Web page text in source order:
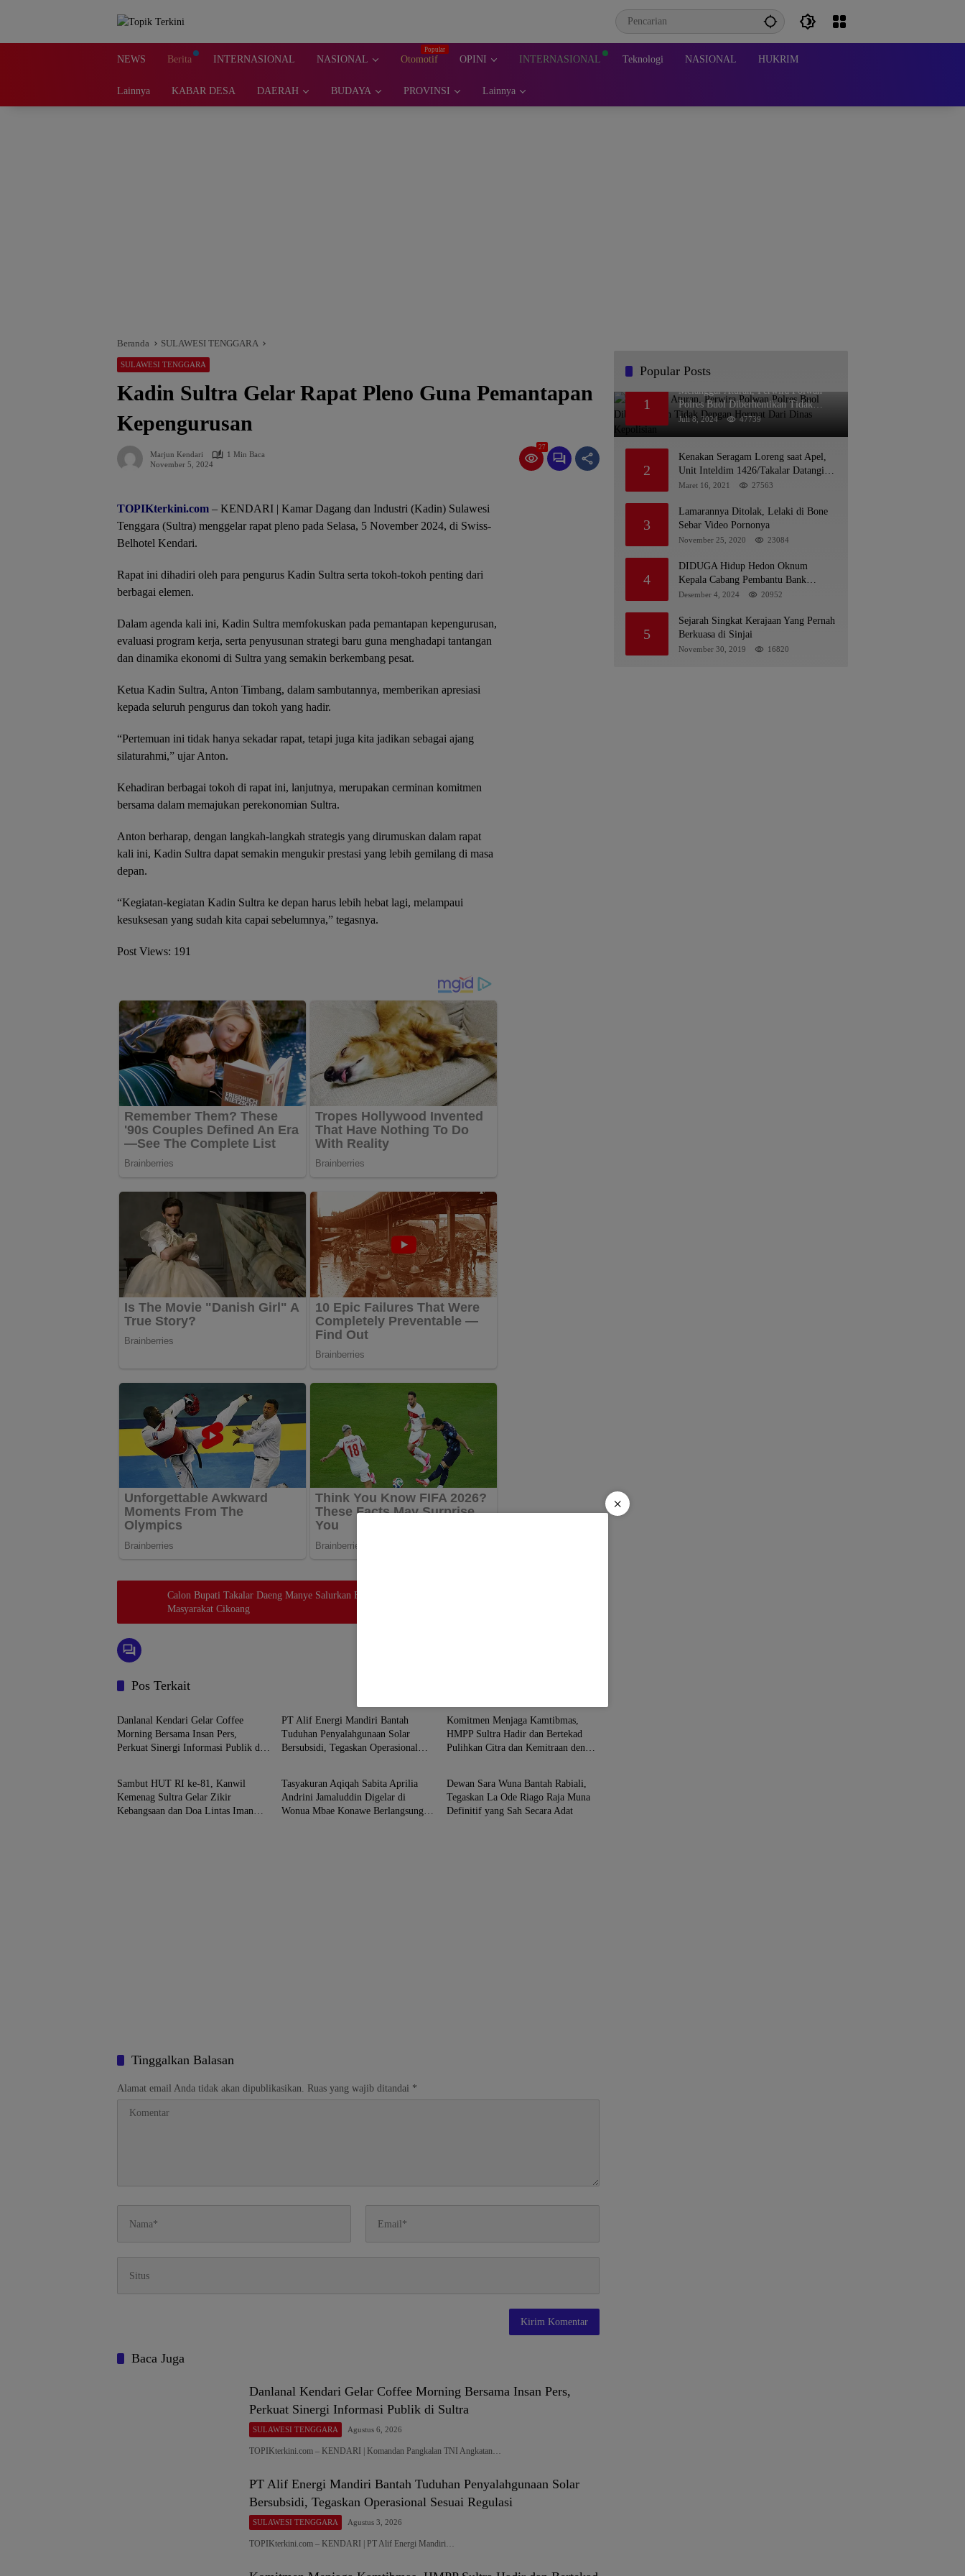
NEWS Berita INTERNASIONAL NASIONAL Otomotif OPINI INTERNASIONAL Teknologi NASIONAL HUKRIM
Lainnya KABAR DESA DAERAH BUDAYA PROVINSI Lainnya
Beranda SULAWESI TENGGARA
SULAWESI TENGGARA
Kadin Sultra Gelar Rapat Pleno Guna Pemantapan
Kepengurusan
Marjun Kendari
1 Min Baca
November 5, 2024
27
TOPIKterkini.com – KENDARI | Kamar Dagang dan Industri (Kadin) Sulawesi
Tenggara (Sultra) menggelar rapat pleno pada Selasa, 5 November 2024, di Swiss-
Belhotel Kendari.
Rapat ini dihadiri oleh para pengurus Kadin Sultra serta tokoh-tokoh penting dari
berbagai elemen.
Dalam agenda kali ini, Kadin Sultra memfokuskan pada pemantapan kepengurusan,
evaluasi program kerja, serta penyusunan strategi baru guna menghadapi tantangan
dan dinamika ekonomi di Sultra yang semakin berkembang pesat.
Ketua Kadin Sultra, Anton Timbang, dalam sambutannya, memberikan apresiasi
kepada seluruh pengurus dan tokoh yang hadir.
“Pertemuan ini tidak hanya sekadar rapat, tetapi juga kita jadikan sebagai ajang
silaturahmi,” ujar Anton.
Kehadiran berbagai tokoh di rapat ini, lanjutnya, merupakan cerminan komitmen
bersama dalam memajukan perekonomian Sultra.
Anton berharap, dengan langkah-langkah strategis yang dirumuskan dalam rapat
kali ini, Kadin Sultra dapat semakin mengukir prestasi yang lebih gemilang di masa
depan.
“Kegiatan-kegiatan Kadin Sultra ke depan harus lebih hebat lagi, melampaui
kesuksesan yang sudah kita capai sebelumnya,” tegasnya.
Post Views: 191
Calon Bupati Takalar Daeng Manye Salurkan Bantuan Air Bersih untuk
Masyarakat Cikoang
Pos Terkait
SULAWESI TENGGARA
Danlanal Kendari Gelar Coffee
Morning Bersama Insan Pers,
Perkuat Sinergi Informasi Publik di
PT Alif Energi Mandiri Bantah
Tuduhan Penyalahgunaan Solar
Bersubsidi, Tegaskan Operasional
Komitmen Menjaga Kamtibmas,
HMPP Sultra Hadir dan Bertekad
Pulihkan Citra dan Kemitraan dengan
SULAWESI TENGGARA
Sambut HUT RI ke-81, Kanwil
Kemenag Sultra Gelar Zikir
Kebangsaan dan Doa Lintas Iman
SULAWESI TENGGARA
Tasyakuran Aqiqah Sabita Aprilia
Andrini Jamaluddin Digelar di
Wonua Mbae Konawe Berlangsung
Dewan Sara Wuna Bantah Rabiali,
Tegaskan La Ode Riago Raja Muna
Definitif yang Sah Secara Adat
Tinggalkan Balasan
Alamat email Anda tidak akan dipublikasikan. Ruas yang wajib ditandai *
Baca Juga
Danlanal Kendari Gelar Coffee Morning Bersama Insan Pers,
Perkuat Sinergi Informasi Publik di Sultra
SULAWESI TENGGARA Agustus 6, 2026
TOPIKterkini.com – KENDARI | Komandan Pangkalan TNI Angkatan…
PT Alif Energi Mandiri Bantah Tuduhan Penyalahgunaan Solar
Bersubsidi, Tegaskan Operasional Sesuai Regulasi
SULAWESI TENGGARA Agustus 3, 2026
TOPIKterkini.com – KENDARI | PT Alif Energi Mandiri…
Popular Posts
1
Melanggar Aturan, Perwira Polwan
Polres Buol Diberhentikan Tidak
Dengan Hormat Dari Dinas Kepolisian
Juli 8, 2024 47739
2
Kenakan Seragam Loreng saat Apel,
Unit Inteldim 1426/Takalar Datangi
Kediaman Kasatpol PP
Maret 16, 2021 27563
3
Lamarannya Ditolak, Lelaki di Bone
Sebar Video Pornonya
November 25, 2020 23084
4
DIDUGA Hidup Hedon Oknum
Kepala Cabang Pembantu Bank
syariah Indonesia Unit Hasan Basri di
Prioritasnya Hingga Milyaran Rupiah
dan Bilyet Giro Tidak Terdaftar, OJK
Kalsel : Bertemu Tanggal 11
Desember 4, 2024 20952
5
Sejarah Singkat Kerajaan Yang Pernah
Berkuasa di Sinjai
November 30, 2019 16820
×